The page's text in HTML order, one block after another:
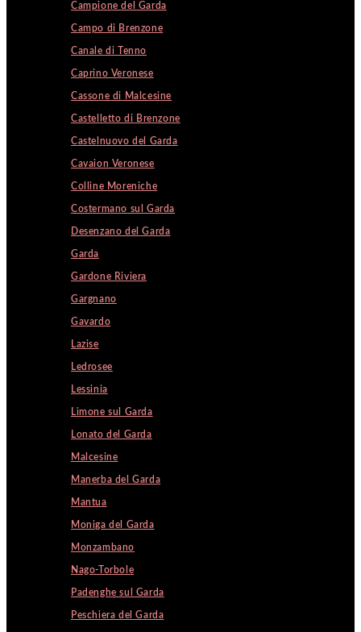
Campione del Garda
Campo di Brenzone
Canale di Tenno
Caprino Veronese
Cassone di Malcesine
Castelletto di Brenzone
Castelnuovo del Garda
Cavaion Veronese
Colline Moreniche
Costermano sul Garda
Desenzano del Garda
Garda
Gardone Riviera
Gargnano
Gavardo
Lazise
Ledrosee
Lessinia
Limone sul Garda
Lonato del Garda
Malcesine
Manerba del Garda
Mantua
Moniga del Garda
Monzambano
Nago-Torbole
Padenghe sul Garda
Peschiera del Garda